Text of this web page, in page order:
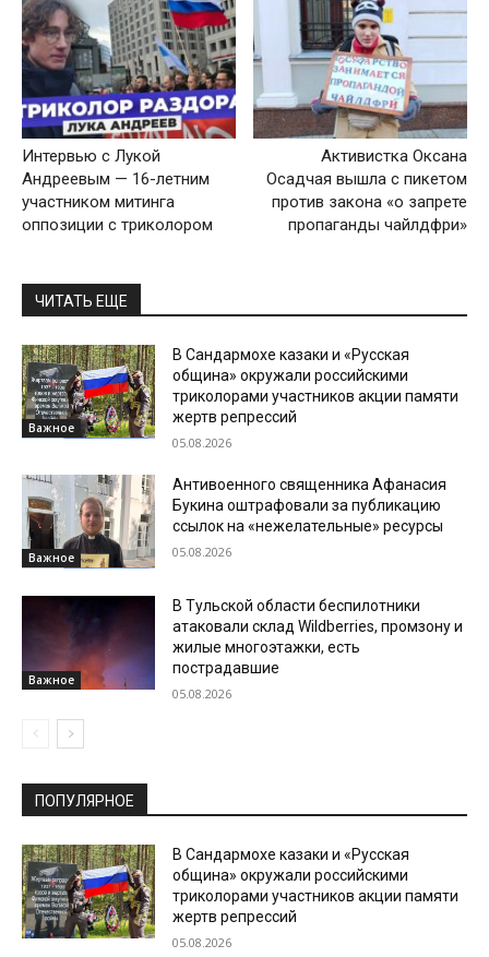
Интервью с Лукой
Андреевым — 16-летним
участником митинга
оппозиции с триколором
Активистка Оксана
Осадчая вышла с пикетом
против закона «о запрете
пропаганды чайлдфри»
ЧИТАТЬ ЕЩЕ
Важное
В Сандармохе казаки и «Русская
община» окружали российскими
триколорами участников акции памяти
жертв репрессий
05.08.2026
Важное
Антивоенного священника Афанасия
Букина оштрафовали за публикацию
ссылок на «нежелательные» ресурсы
05.08.2026
Важное
В Тульской области беспилотники
атаковали склад Wildberries, промзону и
жилые многоэтажки, есть
пострадавшие
05.08.2026
ПОПУЛЯРНОЕ
В Сандармохе казаки и «Русская
община» окружали российскими
триколорами участников акции памяти
жертв репрессий
05.08.2026